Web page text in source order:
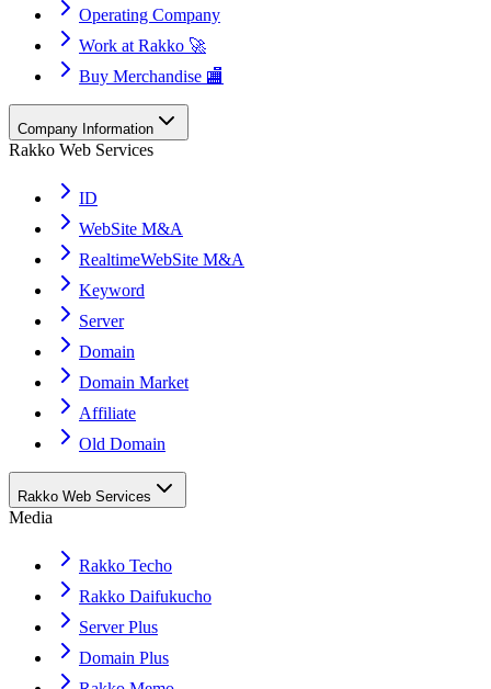
Operating Company
Work at Rakko 🚀
Buy Merchandise 🏬
Company Information
Rakko Web Services
ID
WebSite M&A
RealtimeWebSite M&A
Keyword
Server
Domain
Domain Market
Affiliate
Old Domain
Rakko Web Services
Media
Rakko Techo
Rakko Daifukucho
Server Plus
Domain Plus